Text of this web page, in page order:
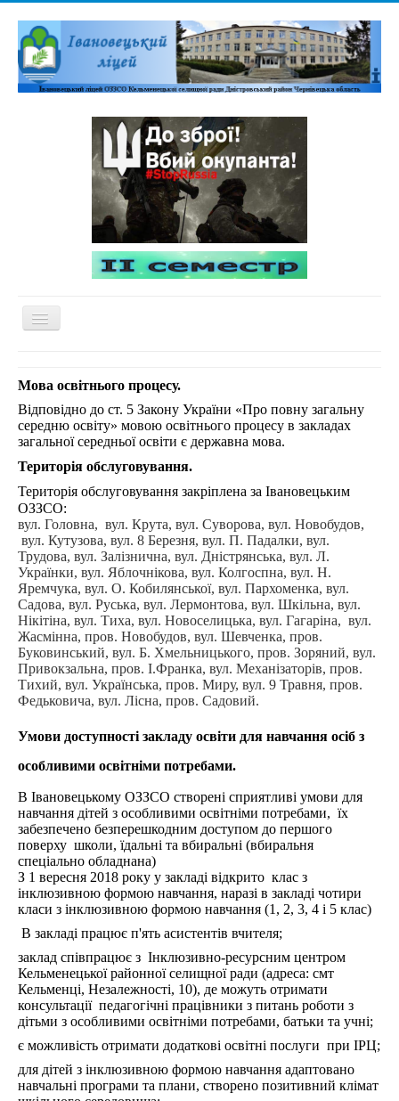
Перемикач
навігації
Адміністративна
Самоврядування
Дистанційна освіта
Психологічна служба
Батькам
Учням
Наші випускники
Історична довідка
Мова освітнього процесу.
Відповідно до ст. 5 Закону України «Про повну загальну
середню освіту» мовою освітнього процесу в закладах
загальної середньої освіти є державна мова.
Територія обслуговування.
Територія обслуговування закріплена за Івановецьким
ОЗЗСО:
вул. Головна, вул. Крута, вул. Суворова, вул. Новобудов,
вул. Кутузова, вул. 8 Березня, вул. П. Падалки, вул.
Трудова, вул. Залізнична, вул. Дністрянська, вул. Л.
Українки, вул. Яблочнікова, вул. Колгоспна, вул. Н.
Яремчука, вул. О. Кобилянської, вул. Пархоменка, вул.
Садова, вул. Руська, вул. Лермонтова, вул. Шкільна, вул.
Нікітіна, вул. Тиха, вул. Новоселицька, вул. Гагаріна, вул.
Жасмінна, пров. Новобудов, вул. Шевченка, пров.
Буковинський, вул. Б. Хмельницького, пров. Зоряний, вул.
Привокзальна, пров. І.Франка, вул. Механізаторів, пров.
Тихий, вул. Українська, пров. Миру, вул. 9 Травня, пров.
Федьковича, вул. Лісна, пров. Садовий.
Умови доступності закладу освіти для навчання осіб з
особливими освітніми потребами.
В Івановецькому ОЗЗСО створені сприятливі умови для
навчання дітей з особливими освітніми потребами, їх
забезпечено безперешкодним доступом до першого
поверху школи, їдальні та вбиральні (вбиральня
спеціально обладнана)
З 1 вересня 2018 року у закладі відкрито клас з
інклюзивною формою навчання, наразі в закладі чотири
класи з інклюзивною формою навчання (1, 2, 3, 4 і 5 клас)
В закладі працює п'ять асистентів вчителя;
заклад співпрацює з Інклюзивно-ресурсним центром
Кельменецької районної селищної ради (адреса: смт
Кельменці, Незалежності, 10), де можуть отримати
консультації педагогічні працівники з питань роботи з
дітьми з особливими освітніми потребами, батьки та учні;
є можливість отримати додаткові освітні послуги при ІРЦ;
для дітей з інклюзивною формою навчання адаптовано
навчальні програми та плани, створено позитивний клімат